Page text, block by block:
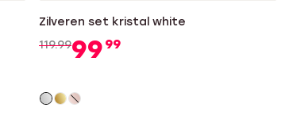
Zilveren set kristal white
119.9999 99